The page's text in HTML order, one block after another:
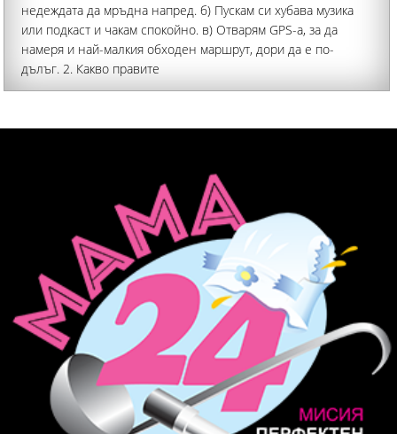
недеждата да мръдна напред. б) Пускам си хубава музика
или подкаст и чакам спокойно. в) Отварям GPS-а, за да
намеря и най-малкия обходен маршрут, дори да е по-
дълъг. 2. Какво правите